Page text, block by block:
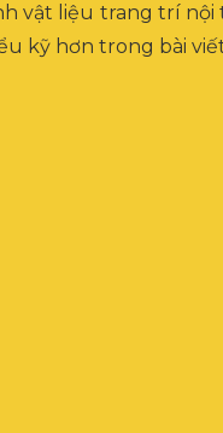
vật liệu trang trí nội
kỹ hơn trong bài